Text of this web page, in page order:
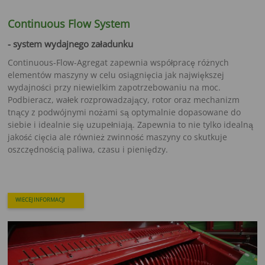
Continuous Flow System
- system wydajnego załadunku
Continuous-Flow-Agregat zapewnia współpracę różnych
elementów maszyny w celu osiągnięcia jak największej
wydajności przy niewielkim zapotrzebowaniu na moc.
Podbieracz, wałek rozprowadzający, rotor oraz mechanizm
tnący z podwójnymi nożami są optymalnie dopasowane do
siebie i idealnie się uzupełniają. Zapewnia to nie tylko idealną
jakość cięcia ale również zwinność maszyny co skutkuje
oszczędnością paliwa, czasu i pieniędzy.
WIECEJ INFORMACJI